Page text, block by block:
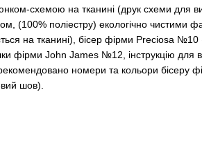
схемою на тканині (друк схеми для
(100% поліестру) екологічно чистими
на тканині), бісер фірми Preciosa №10
фірми John James №12, інструкцію для
номери та кольори бісеру
шов).